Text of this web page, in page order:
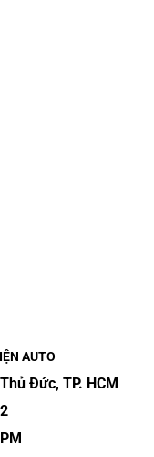
AUTO
Đức, TP. HCM